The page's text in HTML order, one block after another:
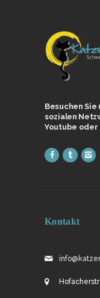
Besuchen Sie
sozialen
Youtube oder
Kontakt